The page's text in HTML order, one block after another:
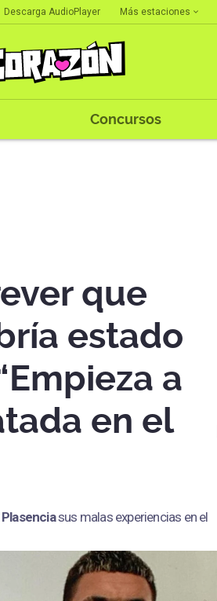
Descarga AudioPlayer Más estaciones
Concursos
que
estado
a
en el
Plasenciasus malas experiencias en el